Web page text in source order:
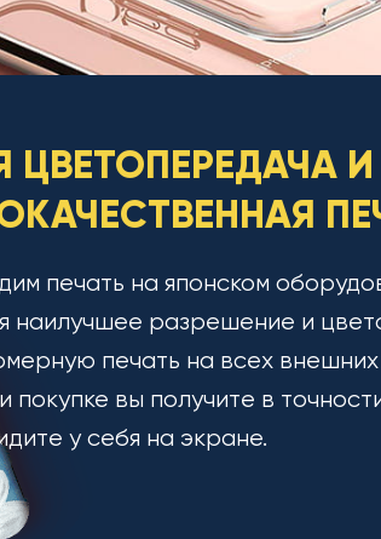
ЦВЕТОПЕРЕДАЧА И
печать на японском
наилучшее разрешение и
печать на всех внешних
покупке вы получите в
у себя на экране.